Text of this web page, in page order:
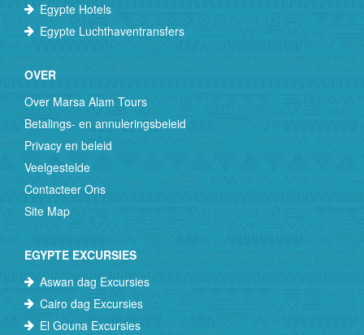
Egypte Hotels
Egypte Luchthaventransfers
OVER
Over Marsa Alam Tours
Betalings- en annuleringsbeleid
Privacy en beleid
Veelgestelde
Contacteer Ons
Site Map
EGYPTE EXCURSIES
Aswan dag Excursies
Cairo dag Excursies
El Gouna Excursies